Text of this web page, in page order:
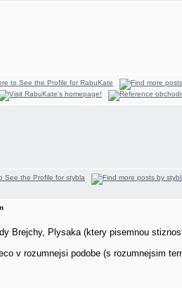
Brejchy, Plysaka (ktery pisemnou
v rozumnejsi podobe (s rozumnejsim